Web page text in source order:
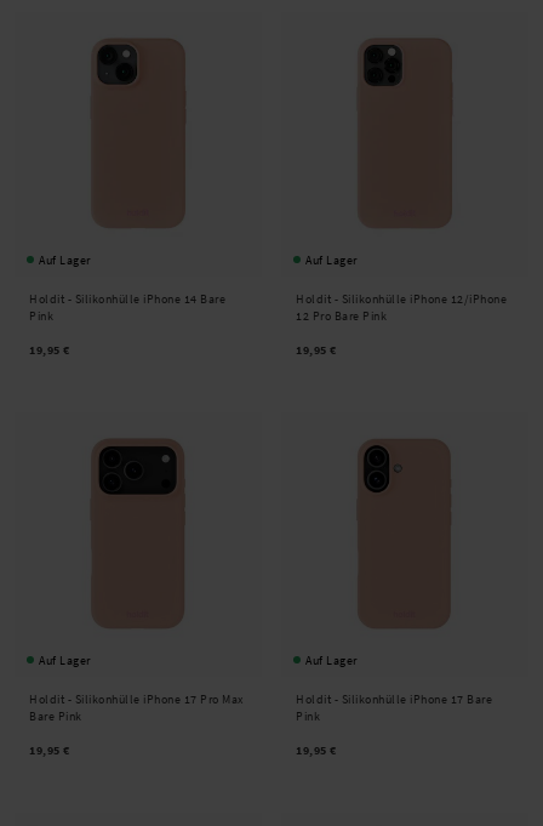
Auf Lager
Holdit - Silikonhülle iPhone 14 Bare
Pink
19,95 €
Auf Lager
Holdit - Silikonhülle iPhone 12/iPhone
12 Pro Bare Pink
19,95 €
Auf Lager
Holdit - Silikonhülle iPhone 17 Pro Max
Bare Pink
19,95 €
Auf Lager
Holdit - Silikonhülle iPhone 17 Bare
Pink
19,95 €